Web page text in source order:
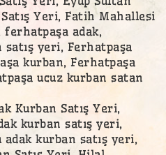
Yeri, Fatih Mahallesi
ferhatpaşa adak,
yeri, Ferhatpaşa
kurban, Ferhatpaşa
ucuz kurban satan
Kurban Satış Yeri,
kurban satış yeri,
adak kurban satış yeri,